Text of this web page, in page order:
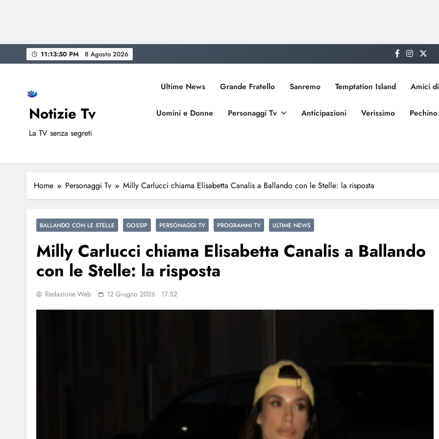
to
11:13:51 PM 8 Agosto 2026
Notizie Tv
La TV senza segreti
Ultime News Grande Fratello Sanremo Temptation Island Amici
Uomini e Donne Personaggi Tv Anticipazioni Verissimo
Home Personaggi Tv Milly Carlucci chiama Elisabetta Canalis a Ballando con le Stelle: la risposta
BALLANDO CON LE STELLE GOSSIP PERSONAGGI TV PROGRAMMI TV ULTIME NEWS
Milly Carlucci chiama Elisabetta Canalis a Ballando
con le Stelle: la risposta
Redazione Web 12 Giugno 2026 • 17:52